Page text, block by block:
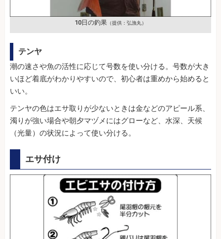
10日の釣果 （提供：弘漁丸）
テンヤ
潮の速さや魚の活性に応じて号数を使い分ける。号数が大き
いほど着底がわかりやすいので、初心者は重めから始めると
いい。
テンヤの色はエサ取りが少ないときは金などのアピール系、
濁りが強い場合や朝夕マヅメにはグローなど、水深、天候
（光量）の状況によって使い分ける。
エサ付け